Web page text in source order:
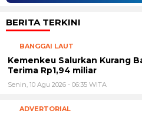
BERITA TERKINI
BANGGAI LAUT
Kemenkeu Salurkan Kurang
Terima Rp1,94 miliar
Senin, 10 Agu 2026 - 06:35 WITA
ADVERTORIAL